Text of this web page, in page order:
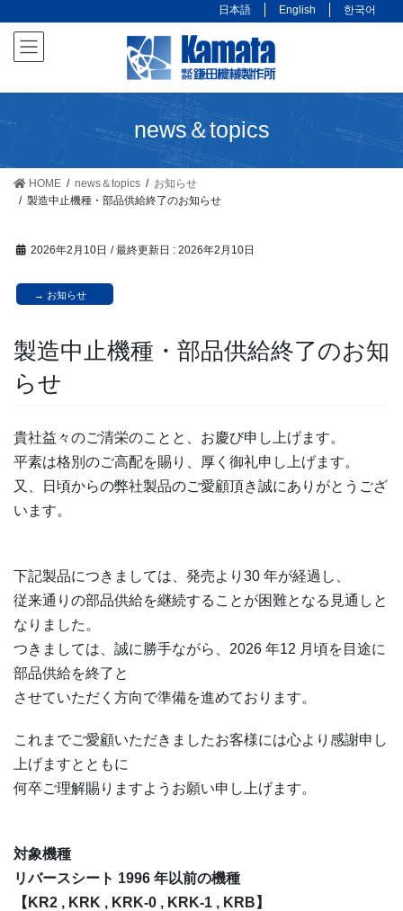
ツ
シ
日本語 English 한국어
news＆topics
HOME news＆topics
お知らせ
製造中止機種・部品供給終了のお知らせ
2026年2月10日 / 最終更新日 : 2026年2月10日
お知らせ
製造中止機種・部品供給終了のお知
らせ
貴社益々のご清栄のことと、お慶び申し上げます。
平素は格別のご高配を賜り、厚く御礼申し上げます。
又、日頃からの弊社製品のご愛顧頂き誠にありがとうござ
います。
下記製品につきましては、発売より30 年が経過し、
従来通りの部品供給を継続することが困難となる見通しと
なりました。
つきましては、誠に勝手ながら、2026 年12 月頃を目途に
部品供給を終了と
させていただく方向で準備を進めております。
これまでご愛顧いただきましたお客様には心より感謝申し
上げますとともに
何卒ご理解賜りますようお願い申し上げます。
対象機種
リバースシート 1996 年以前の機種
【KR2 , KRK , KRK-0 , KRK-1 , KRB】